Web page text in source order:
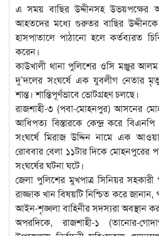
এ সময় বাছির উদ্দীনসহ
আহতদের মধ্যে গুরুতর বাছির উদ্দীনকে
হাসপাতালে পাঠানো হলে কর্তব্যরত
করেন।
কাউখালী থানা পুলিশের ওসি মঞ্জুর
দু’দলের সংঘর্ষে এক যুবলীগ নেতার
শান্ত। শান্তিপূর্ণভাবে ভোটগ্রহণ চলছে।
রাজশাহী-৩ (পবা-মোহনপুর) আসনের
আধিপত্য বিস্তারকে কেন্দ্র করে
সংঘর্ষে মিরাজ উদ্দিন নামে এক
রোববার বেলা ১১টার দিকে মোহনপুরের
সংঘর্ষের ঘটনা ঘটে।
জেলা পুলিশের মুখপাত্র সিনিয়র
রাজ্জাক খান বিষয়টি নিশ্চিত করে জানান,
আইন-শৃঙ্খলা বাহিনীর সদস্যরা অবস্থান
অপরদিকে, রাজশাহী-১ (তানোর-